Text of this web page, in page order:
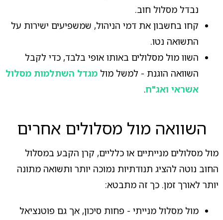
נבדל מסלול חוב.
קחו בחשבון את דמי הניהול, שמשפיעים ישירות על
התשואה נטו.
השוו מול מסלולים באותו אופי בלבד, כדי לקבל
השוואה הוגנת - למשל מול מגדל השתלמות מסלול
אשראי ואג"ח.
השוואה מול מסלולים אחרים
מול מסלולים מנייתיים או כלליים, קרן הקבע במסלול
החוב נוטה להציג תנודתיות נמוכה יותר ותשואה מתונה
יותר לאורך זמן. כך זה מתבטא:
מול מסלול מנייתי - פחות סיכון, אך גם פוטנציאל